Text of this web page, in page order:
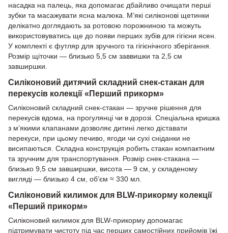
насадка на палець, яка допомагає дбайливо очищати перші
зубки та масажувати ясна малюка. М’які силіконові щетинки
делікатно доглядають за ротовою порожниною та можуть
використовуватись ще до появи перших зубів для гігієни ясен.
У комплекті є футляр для зручного та гігієнічного зберігання.
Розмір щіточки — близько 5,5 см заввишки та 2,5 см
завширшки.
Силіконовий дитячий складний снек-стакан для
перекусів колекції «Перший прикорм»
Силіконовий складний снек-стакан — зручне рішення для
перекусів вдома, на прогулянці чи в дорозі. Спеціальна кришка
з м’якими клапанами дозволяє дитині легко діставати
перекуси, при цьому печиво, ягоди чи сухі сніданки не
висипаються. Складна конструкція робить стакан компактним
та зручним для транспортування. Розмір снек-стакана —
близько 9,5 см завширшки, висота — 9 см, у складеному
вигляді — близько 4 см, об’єм ≈ 330 мл.
Силіконовий килимок для BLW-прикорму колекції
«Перший прикорм»
Силіконовий килимок для BLW-прикорму допомагає
підтримувати чистоту під час перших самостійних прийомів їжі